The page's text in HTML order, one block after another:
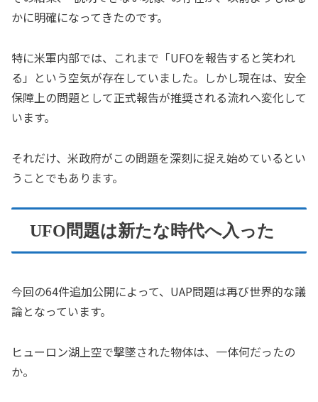
かに明確になってきたのです。
特に米軍内部では、これまで「UFOを報告すると笑われ
る」という空気が存在していました。しかし現在は、安全
保障上の問題として正式報告が推奨される流れへ変化して
います。
それだけ、米政府がこの問題を深刻に捉え始めているとい
うことでもあります。
UFO問題は新たな時代へ入った
今回の64件追加公開によって、UAP問題は再び世界的な議
論となっています。
ヒューロン湖上空で撃墜された物体は、一体何だったの
か。